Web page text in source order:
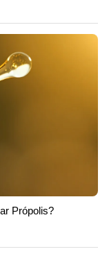
Própolis?